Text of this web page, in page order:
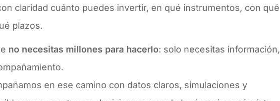
claridad cuánto puedes invertir, en qué instrumentos, con qué
plazos.
no necesitas millones para hacerlo: solo necesitas información,
en ese camino con datos claros, simulaciones y